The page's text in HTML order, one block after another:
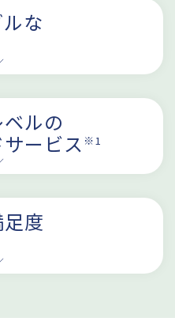
な
ルの
ービス ※1
度